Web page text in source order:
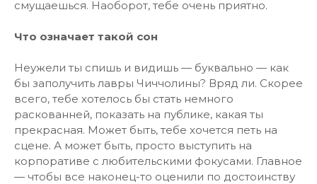
смущаешься. Наоборот, тебе очень приятно.
Что означает такой сон
Неужели ты спишь и видишь — буквально — как
бы заполучить лавры Чиччолины? Вряд ли. Скорее
всего, тебе хотелось бы стать немного
раскованней, показать на публике, какая ты
прекрасная. Может быть, тебе хочется петь на
сцене. А может быть, просто выступить на
корпоративе с любительскими фокусами. Главное
— чтобы все наконец-то оценили по достоинству